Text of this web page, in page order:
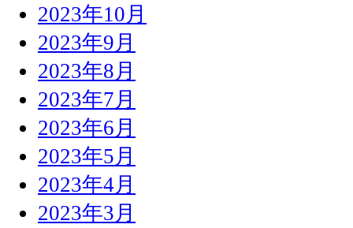
2023年10月
2023年9月
2023年8月
2023年7月
2023年6月
2023年5月
2023年4月
2023年3月